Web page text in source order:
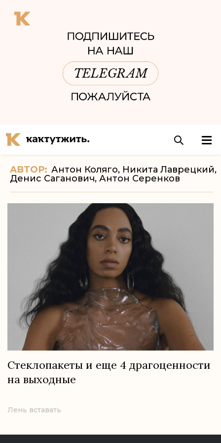
АВТОР: Антон Коляго, Никита Лаврецкий,
Денис Саганович, Антон Серенков
Стеклопакеты и еще 4 драгоценности
на выходные
Лень вставать